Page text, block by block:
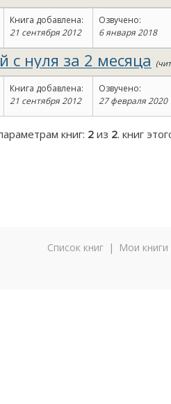
Книга добавлена:
21 сентября 2012
Озвучено:
6 января 2018
с нуля за 2 месяца
Книга добавлена:
21 сентября 2012
Озвучено:
27 февраля 2020
книг: 2 из 2. книг
Список книг | Мои книги